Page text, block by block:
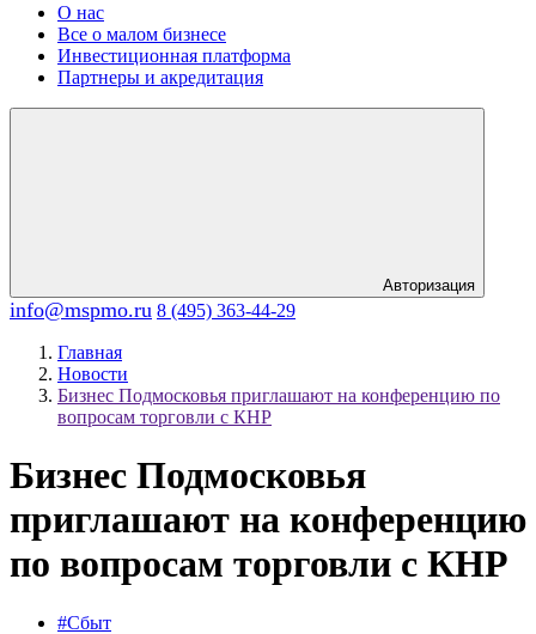
О нас
Все о малом бизнесе
Инвестиционная платформа
Партнеры и акредитация
Авторизация
info@mspmo.ru 8 (495) 363-44-29
Главная
Новости
Бизнес Подмосковья приглашают на конференцию по
вопросам торговли с КНР
Бизнес Подмосковья
приглашают на конференцию
по вопросам торговли с КНР
#Сбыт